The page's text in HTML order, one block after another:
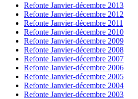
Refonte Janvier-décembre 2013
Refonte Janvier-décembre 2012
Refonte Janvier-décembre 2011
Refonte Janvier-décembre 2010
Refonte Janvier-décembre 2009
Refonte Janvier-décembre 2008
Refonte Janvier-décembre 2007
Refonte Janvier-décembre 2006
Refonte Janvier-décembre 2005
Refonte Janvier-décembre 2004
Refonte Janvier-décembre 2003